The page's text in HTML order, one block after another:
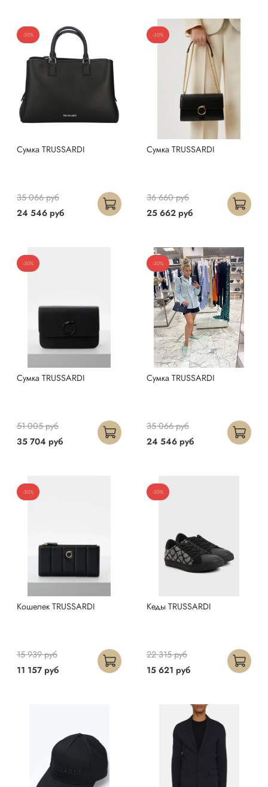
-30%
Сумка TRUSSARDI
24 546 руб
35 066 руб
-30%
Сумка TRUSSARDI
25 662 руб
36 660 руб
-30%
Сумка TRUSSARDI
35 704 руб
51 005 руб
-30%
Сумка TRUSSARDI
24 546 руб
35 066 руб
-30%
Кошелек TRUSSARDI
11 157 руб
15 939 руб
-30%
Кеды TRUSSARDI
15 621 руб
22 315 руб